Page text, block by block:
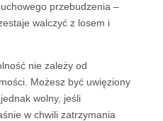
przebudzenia –
walczyć z losem i
nie zależy od
Możesz być uwięziony
wolny, jeśli
w chwili zatrzymania